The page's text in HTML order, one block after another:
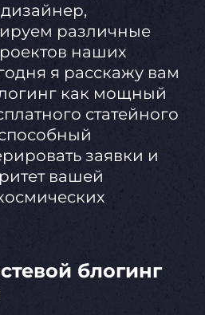
различные
наших
я расскажу вам
как мощный
статейного
заявки и
вашей
блогинг